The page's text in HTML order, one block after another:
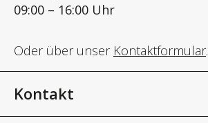
09:00 – 16:00 Uhr
Oder über unser Kontaktformular.
Kontakt